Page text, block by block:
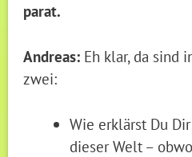
parat.
Andreas: Eh klar, da sind
zwei:
Wie erklärst Du
dieser Welt –